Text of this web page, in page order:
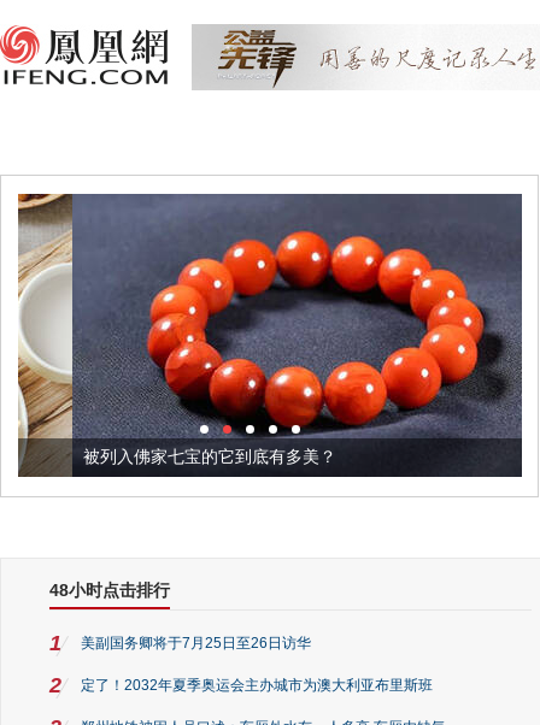
被列入佛家七宝的它到底有多美？
48小时点击排行
1 美副国务卿将于7月25日至26日访华
2 定了！2032年夏季奥运会主办城市为澳大利亚布里斯班